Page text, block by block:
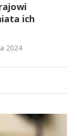
ich
2024